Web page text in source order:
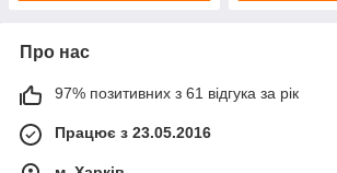
Про нас
97% позитивних з 61 відгука за рік
Працює з 23.05.2016